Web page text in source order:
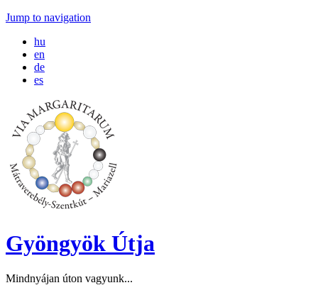
Jump to navigation
hu
en
de
es
Gyöngyök Útja
Mindnyájan úton vagyunk...